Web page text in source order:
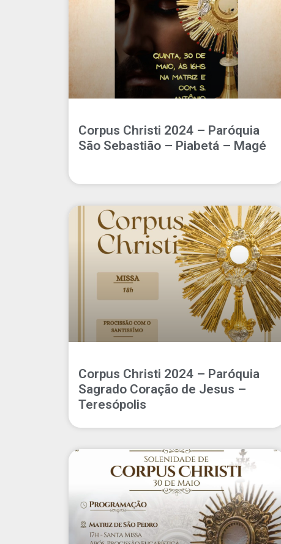
Corpus Christi 2024 – Paróquia
São Sebastião – Piabetá – Magé
Corpus Christi 2024 – Paróquia
Sagrado Coração de Jesus –
Teresópolis